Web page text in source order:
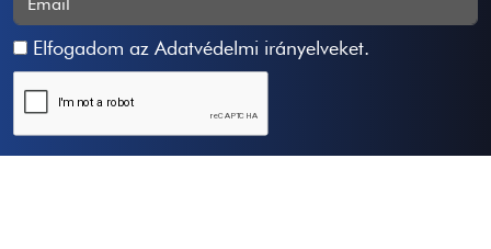
Elfogadom az Adatvédelmi irányelveket.